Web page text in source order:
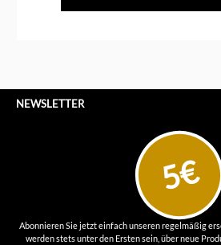
NEWSLETTER
5€
Abonnieren Sie jetzt einfach unseren regelmäßig
werden stets unter den Ersten sein, über neue